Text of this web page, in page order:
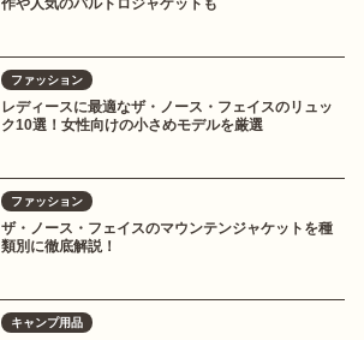
作や人気のバルトロジャケットも
ファッション
レディースに最適なザ・ノース・フェイスのリュッ
ク10選！女性向けの小さめモデルを厳選
ファッション
ザ・ノース・フェイスのマウンテンジャケットを種
類別に徹底解説！
キャンプ用品